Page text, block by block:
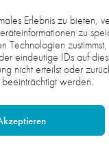
Erlebnis zu bieten,
zu
Technologien
eindeutige IDs auf
nicht erteilst oder
werden.
zu spüren“, so
und bis
ersten Punkten
V. Aumüller